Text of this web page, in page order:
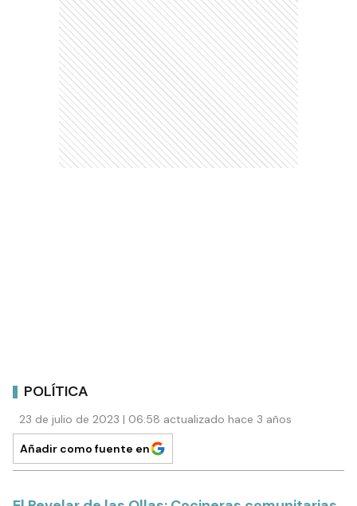
POLÍTICA
23 de julio de 2023 | 06:58 actualizado hace 3 años
Añadir como fuente en